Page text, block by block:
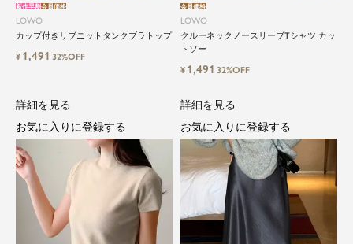
LOWO
カップ付きリブニットタンクブラトップ
新作早割会員価格
¥ 1,491 32%OFF
LOWO
クルーネックノースリーブTシャツ カッ
トソー
会員価格
¥ 1,491 32%OFF
詳細を見る
お気に入りに登録する
詳細を見る
お気に入りに登録する